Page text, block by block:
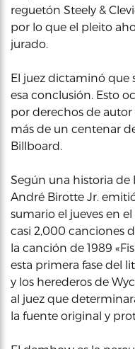
reguetón Steely &
por lo que el pleito
jurado.
El juez dictaminó que
esa conclusión. Esto
por derechos de
más de un centenar
Billboard.
Según una historia de
André Birotte Jr.
sumario el jueves en
casi 2,000 canciones
la canción de 1989
esta primera fase del
y los herederos de
al juez que
la fuente original y